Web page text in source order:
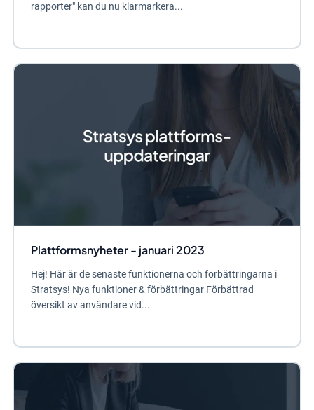
rapporter" kan du nu klarmarkera...
Plattformsnyheter - januari 2023
Hej! Här är de senaste funktionerna och förbättringarna i
Stratsys! Nya funktioner & förbättringar Förbättrad
översikt av användare vid...